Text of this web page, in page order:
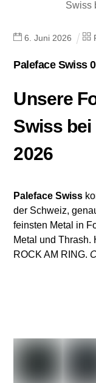
6 .Juni 2026
Paleface Swiss
Unsere
Swiss bei
2026
Paleface Swiss
der Schweiz,
feinsten Metal in
Metal und Thrash.
ROCK AM RING.